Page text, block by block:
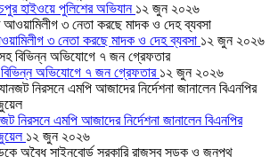
হাইওয়ে পুলিশের অভিযান ১২ জুন ২০২৬
৩ নেতা করছে মাদক ও দেহ ব্যবসা ১২ জুন ২০২৬
বিভিন্ন অভিযোগে ৭ জন গ্রেফতার ১২ জুন ২০২৬
নিরসনে এমপি আজাদের নির্দেশনা জানালেন বিএনপির
১২ জুন ২০২৬